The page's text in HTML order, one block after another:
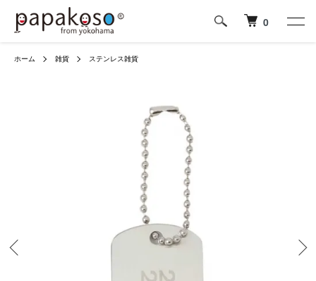
0
ホーム 雑貨 ステンレス雑貨